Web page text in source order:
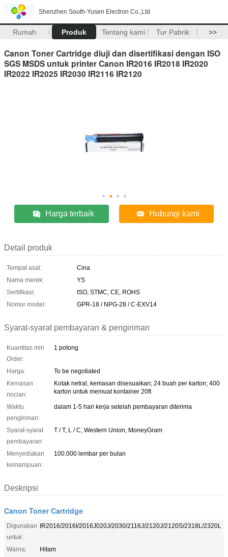
Shenzhen South-Yusen Electron Co.,Ltd
Rumah Produk Tentang kami Tur Pabrik >>
Canon Toner Cartridge diuji dan disertifikasi dengan ISO
SGS MSDS untuk printer Canon IR2016 IR2018 IR2020
IR2022 IR2025 IR2030 IR2116 IR2120
Harga terbaik Hubungi kami
Detail produk
Tempat asal:
Cina
Nama merek:
YS
Sertifikasi:
ISO, STMC, CE, ROHS
Nomor model:
GPR-18 / NPG-28 / C-EXV14
Syarat-syarat pembayaran & pengiriman
Kuantitas min
Order:
1 potong
Harga:
To be negotiated
Kemasan
rincian:
Kotak netral, kemasan disesuaikan; 24 buah per karton; 400
karton untuk memuat kontainer 20ft
Waktu
pengiriman:
dalam 1-5 hari kerja setelah pembayaran diterima
Syarat-syarat
pembayaran:
T / T, L / C, Western Union, MoneyGram
Menyediakan
kemampuan:
100.000 lembar per bulan
Deskripsi
Canon Toner Cartridge
Digunakan
untuk:
IR2016/2016I/2016J020J/2030/2116J/2120J/2120S/2318L/2320L
Warna:
Hitam